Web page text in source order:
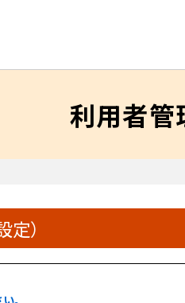
利用者管
）